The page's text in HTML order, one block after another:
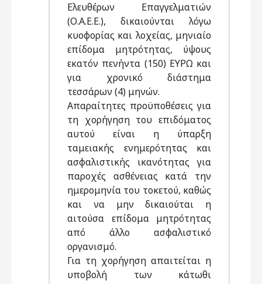
Ελευθέρων Επαγγελματιών
(Ο.Α.Ε.Ε.), δικαιούνται λόγω
κυοφορίας και λοχείας, μηνιαίο
επίδομα μητρότητας, ύψους
εκατόν πενήντα (150) ΕΥΡΩ και
για χρονικό διάστημα
τεσσάρων (4) μηνών.
Απαραίτητες προϋποθέσεις για
τη χορήγηση του επιδόματος
αυτού είναι η ύπαρξη
ταμειακής ενημερότητας και
ασφαλιστικής ικανότητας για
παροχές ασθένειας κατά την
ημερομηνία του τοκετού, καθώς
και να μην δικαιούται η
αιτούσα επίδομα μητρότητας
από άλλο ασφαλιστικό
οργανισμό.
Για τη χορήγηση απαιτείται η
υποβολή των κάτωθι